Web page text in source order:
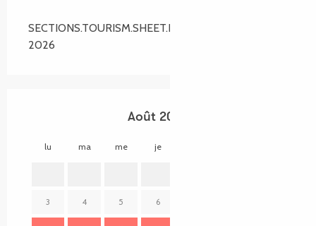
SECTIONS.TOURISM.SHEET.PERIODS.ALL_YEAR
2026
Août 2026
lu ma me je
3 4 5 6